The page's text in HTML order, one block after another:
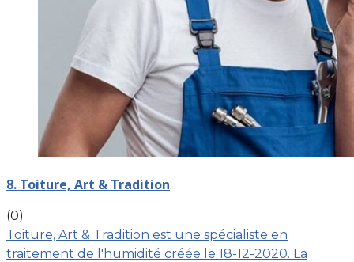
8. Toiture, Art & Tradition
(0)
Toiture, Art & Tradition est une spécialiste en
traitement de l'humidité créée le 18-12-2020. La